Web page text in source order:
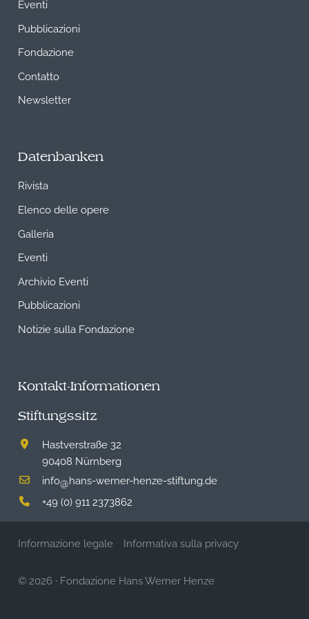
Eventi
Pubblicazioni
Fondazione
Contatto
Newsletter
Datenbanken
Rivista
Elenco delle opere
Galleria
Eventi
Archivio Eventi
Pubblicazioni
Notizie sulla Fondazione
Kontakt-Informationen
Stiftungssitz
Hastverstraße 32
90408 Nürnberg
info@hans-werner-henze-stiftung.de
+49 (0) 911 2373862
Informazione legale Informativa sulla privacy
© 2026 · Fondazione Hans Werner Henze